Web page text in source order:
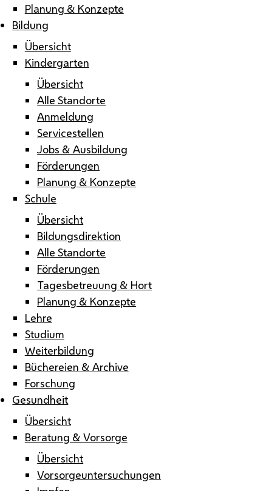
Planung & Konzepte
Bildung
Übersicht
Kindergarten
Übersicht
Alle Standorte
Anmeldung
Servicestellen
Jobs & Ausbildung
Förderungen
Planung & Konzepte
Schule
Übersicht
Bildungsdirektion
Alle Standorte
Förderungen
Tagesbetreuung & Hort
Planung & Konzepte
Lehre
Studium
Weiterbildung
Büchereien & Archive
Forschung
Gesundheit
Übersicht
Beratung & Vorsorge
Übersicht
Vorsorgeuntersuchungen